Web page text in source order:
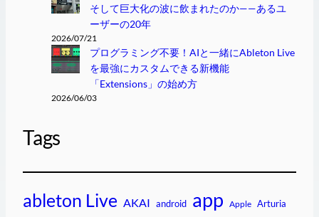
そして巨大化の波に飲まれたのか——あるユ
ーザーの20年
2026/07/21
プログラミング不要！AIと一緒にAbleton Live
を最強にカスタムできる新機能
「Extensions」の始め方
2026/06/03
Tags
ableton Live AKAI android app Apple Arturia